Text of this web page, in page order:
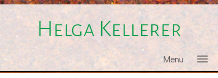
Helga Kellerer
Menu